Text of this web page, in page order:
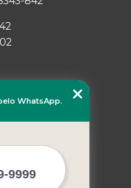
WhatsApp.